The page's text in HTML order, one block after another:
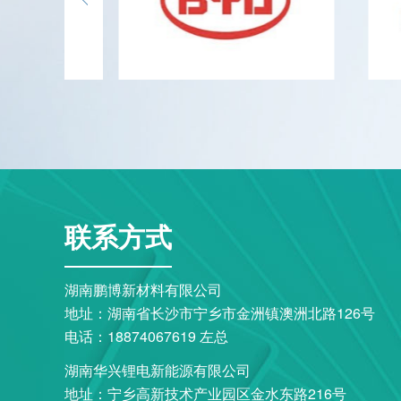
联系方式
湖南鹏博新材料有限公司
地址：湖南省长沙市宁乡市金洲镇澳洲北路126号
电话：18874067619 左总
湖南华兴锂电新能源有限公司
地址：宁乡高新技术产业园区金水东路216号